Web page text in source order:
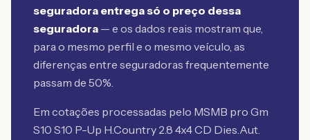
seguradora entrega só o preço dessa
seguradora — e os dados reais mostram que,
para o mesmo perfil e o mesmo veículo, as
diferenças entre seguradoras frequentemente
passam de 50%.
Em cotações processadas pelo MSMB pro Gm
S10 S10 P-Up H.Country 2.8 4x4 CD Dies.Aut.